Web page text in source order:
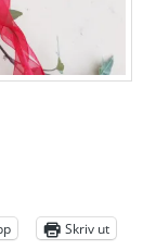
Skriv ut